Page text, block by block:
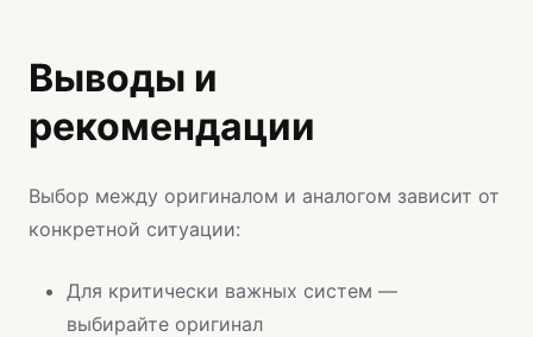
Выводы и
рекомендации
Выбор между оригиналом и аналогом зависит от
конкретной ситуации:
Для критически важных систем —
выбирайте оригинал